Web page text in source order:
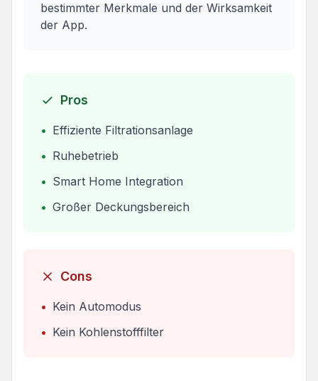
bestimmter Merkmale und der Wirksamkeit
der App.
Pros
• Effiziente Filtrationsanlage
• Ruhebetrieb
• Smart Home Integration
• Großer Deckungsbereich
Cons
• Kein Automodus
• Kein Kohlenstofffilter